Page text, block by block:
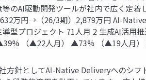
のAI駆動開発ツールが社内で広く定着
万円→（26/3期）2,879万円 AI-
型プロジェクト 71人月 2 生成AI活用
（▲22人月） ▲73% （▲19人月
方針としてAI-Native Deliveryへのシ